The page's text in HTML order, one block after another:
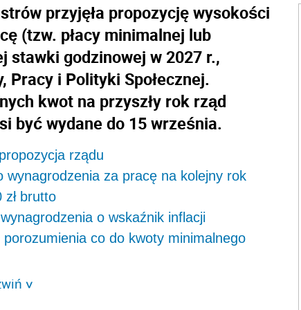
przyjęła propozycję wysokości
(tzw. płacy minimalnej lub
stawki godzinowej w 2027 r.,
Pracy i Polityki Społecznej.
kwot na przyszły rok rząd
być wydane do 15 września.
rządu
za pracę na kolejny rok
brutto
o wskaźnik inflacji
co do kwoty minimalnego
>